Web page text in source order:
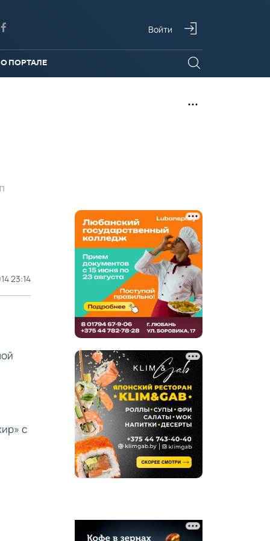
Войти
О ПОРТАЛЕ
23:14
с